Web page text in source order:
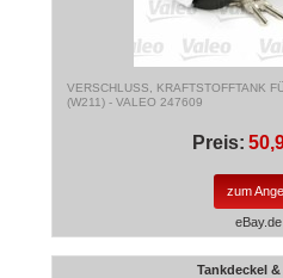
VERSCHLUSS, KRAFTSTOFFTANK
(W211) - VALEO 247609
Preis:
zum
Tankdeckel